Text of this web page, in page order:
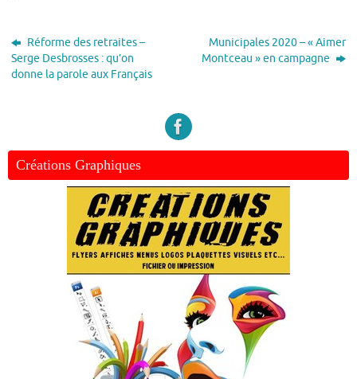
Réforme des retraites –
Serge Desbrosses : qu’on
donne la parole aux Français
Municipales 2020 – « Aimer
Montceau » en campagne
Créations Graphiques